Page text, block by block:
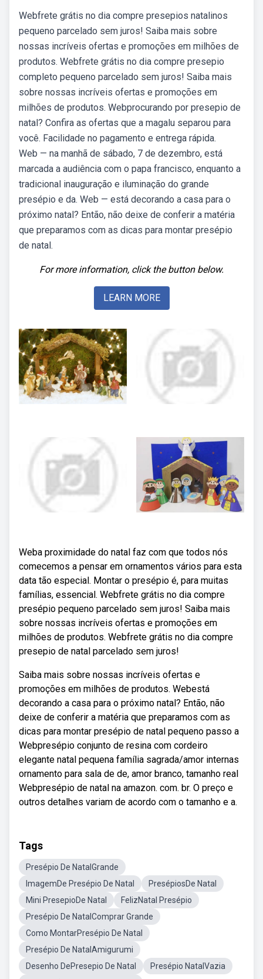
Webfrete grátis no dia compre presepios natalinos
pequeno parcelado sem juros! Saiba mais sobre
nossas incríveis ofertas e promoções em milhões de
produtos. Webfrete grátis no dia compre presepio
completo pequeno parcelado sem juros! Saiba mais
sobre nossas incríveis ofertas e promoções em
milhões de produtos. Webprocurando por presepio de
natal? Confira as ofertas que a magalu separou para
você. Facilidade no pagamento e entrega rápida.
Web — na manhã de sábado, 7 de dezembro, está
marcada a audiência com o papa francisco, enquanto a
tradicional inauguração e iluminação do grande
presépio e da. Web — está decorando a casa para o
próximo natal? Então, não deixe de conferir a matéria
que preparamos com as dicas para montar presépio
de natal.
For more information, click the button below.
LEARN MORE
Weba proximidade do natal faz com que todos nós
comecemos a pensar em ornamentos vários para esta
data tão especial. Montar o presépio é, para muitas
famílias, essencial. Webfrete grátis no dia compre
presépio pequeno parcelado sem juros! Saiba mais
sobre nossas incríveis ofertas e promoções em
milhões de produtos. Webfrete grátis no dia compre
presepio de natal parcelado sem juros!
Saiba mais sobre nossas incríveis ofertas e
promoções em milhões de produtos. Webestá
decorando a casa para o próximo natal? Então, não
deixe de conferir a matéria que preparamos com as
dicas para montar presépio de natal pequeno passo a
Webpresépio conjunto de resina com cordeiro
elegante natal pequena família sagrada/amor internas
ornamento para sala de de, amor branco, tamanho real
Webpresépio de natal na amazon. com. br. O preço e
outros detalhes variam de acordo com o tamanho e a.
Tags
Presépio De NatalGrande
ImagemDe Presépio De Natal
PresépiosDe Natal
Mini PresepioDe Natal
FelizNatal Presépio
Presépio De NatalComprar Grande
Como MontarPresépio De Natal
Presépio De NatalAmigurumi
Desenho DePresepio De Natal
Presépio NatalVazia